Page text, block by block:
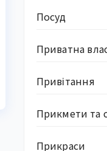
Посуд
Приватна
Привітання
Прикмети та
Прикраси